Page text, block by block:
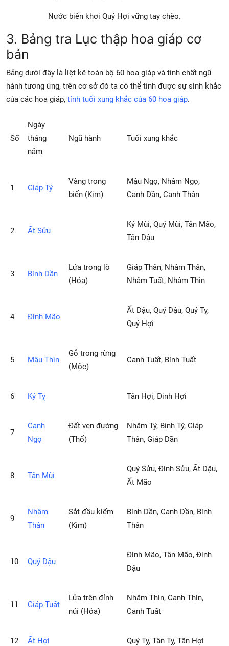
Nước biển khơi Quý Hợi vững tay chèo.
3. Bảng tra Lục thập hoa giáp cơ
bản
Bảng dưới đây là liệt kê toàn bộ 60 hoa giáp và tính chất ngũ
hành tương ứng, trên cơ sở đó ta có thể tính được sự sinh khắc
của các hoa giáp, tính tuổi xung khắc của 60 hoa giáp.
Số
Ngày
tháng
năm
Ngũ hành Tuổi xung khắc
1 Giáp Tý
Vàng trong
biển (Kim)
Mậu Ngọ, Nhâm Ngọ,
Canh Dần, Canh Thân
2 Ất Sửu
Kỷ Mùi, Quý Mùi, Tân Mão,
Tân Dậu
3 Bính Dần
Lửa trong lò
(Hỏa)
Giáp Thân, Nhâm Thân,
Nhâm Tuất, Nhâm Thìn
4 Ðinh Mão
Ất Dậu, Quý Dậu, Quý Tỵ,
Quý Hợi
5 Mậu Thìn
Gỗ trong rừng
(Mộc)
Canh Tuất, Bính Tuất
6 Kỷ Tỵ Tân Hợi, Đinh Hợi
7
Canh
Ngọ
Ðất ven đường
(Thổ)
Nhâm Tý, Bính Tý, Giáp
Thân, Giáp Dần
8 Tân Mùi
Quý Sửu, Đinh Sửu, Ất Dậu,
Ất Mão
9
Nhâm
Thân
Sắt đầu kiếm
(Kim)
Bính Dần, Canh Dần, Bính
Thân
10 Quý Dậu
Ðinh Mão, Tân Mão, Đinh
Dậu
11 Giáp Tuất
Lửa trên đỉnh
núi (Hỏa)
Nhâm Thìn, Canh Thìn,
Canh Tuất
12 Ất Hợi Quý Tỵ, Tân Tỵ, Tân Hợi